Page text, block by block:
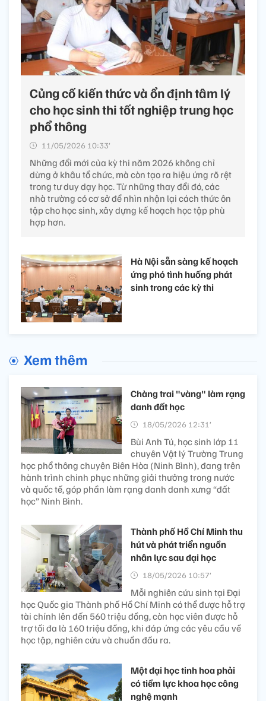
Củng cố kiến thức và ổn định tâm lý
cho học sinh thi tốt nghiệp trung học
phổ thông
11/05/2026 10:33’
Những đổi mới của kỳ thi năm 2026 không chỉ
dừng ở khâu tổ chức, mà còn tạo ra hiệu ứng rõ rệt
trong tư duy dạy học. Từ những thay đổi đó, các
nhà trường có cơ sở để nhìn nhận lại cách thức ôn
tập cho học sinh, xây dựng kế hoạch học tập phù
hợp hơn.
Hà Nội sẵn sàng kế hoạch
ứng phó tình huống phát
sinh trong các kỳ thi
Xem thêm
Chàng trai "vàng" làm rạng
danh đất học
18/05/2026 12:31’
Bùi Anh Tú, học sinh lớp 11
chuyên Vật lý Trường Trung
học phổ thông chuyên Biên Hòa (Ninh Bình), đang trên
hành trình chinh phục những giải thưởng trong nước
và quốc tế, góp phần làm rạng danh danh xưng “đất
học” Ninh Bình.
Thành phố Hồ Chí Minh thu
hút và phát triển nguồn
nhân lực sau đại học
18/05/2026 10:57’
Mỗi nghiên cứu sinh tại Đại
học Quốc gia Thành phố Hồ Chí Minh có thể được hỗ trợ
tài chính lên đến 560 triệu đồng, còn học viên được hỗ
trợ tối đa là 160 triệu đồng, khi đáp ứng các yêu cầu về
học tập, nghiên cứu và chuẩn đầu ra.
Một đại học tinh hoa phải
có tiềm lực khoa học công
nghệ mạnh